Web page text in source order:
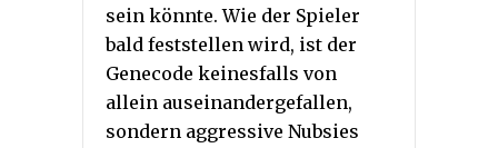
sein könnte. Wie der Spieler
bald feststellen wird, ist der
Genecode keinesfalls von
allein auseinandergefallen,
sondern aggressive Nubsies